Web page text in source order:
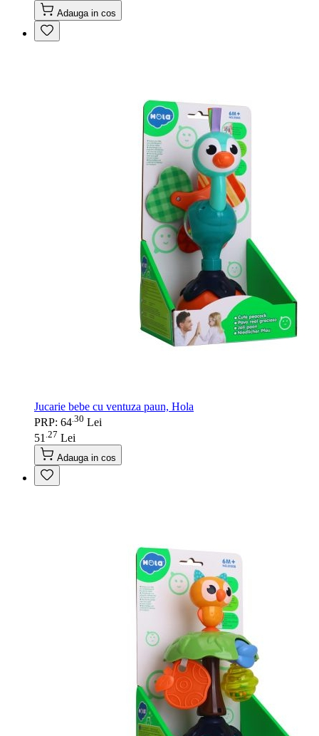
Adauga in cos
Jucarie bebe cu ventuza paun, Hola
PRP: 64 30 Lei
51 27 Lei
Adauga in cos